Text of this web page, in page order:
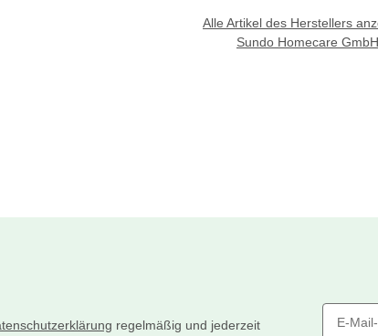
Alle Artikel des Herstellers
Sundo Homecare GmbH
regelmäßig und jederzeit